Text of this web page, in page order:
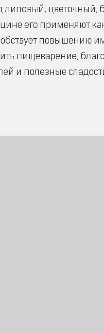
липовый,
его применяют
повышению
пищеварение,
и полезные